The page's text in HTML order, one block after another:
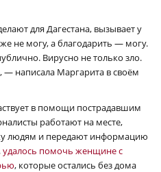
для Дагестана, вызывает у
не могу, а благодарить — могу.
Вирусно не только зло.
— написала Маргарита в своём
в помощи пострадавшим
работают на месте,
людям и передают информацию
удалось помочь женщине с
, которые остались без дома